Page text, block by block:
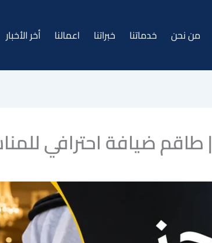
من نحن خدماتنا خبراتنا اعمالنا أخر الأخبار
ضيافة احترافي